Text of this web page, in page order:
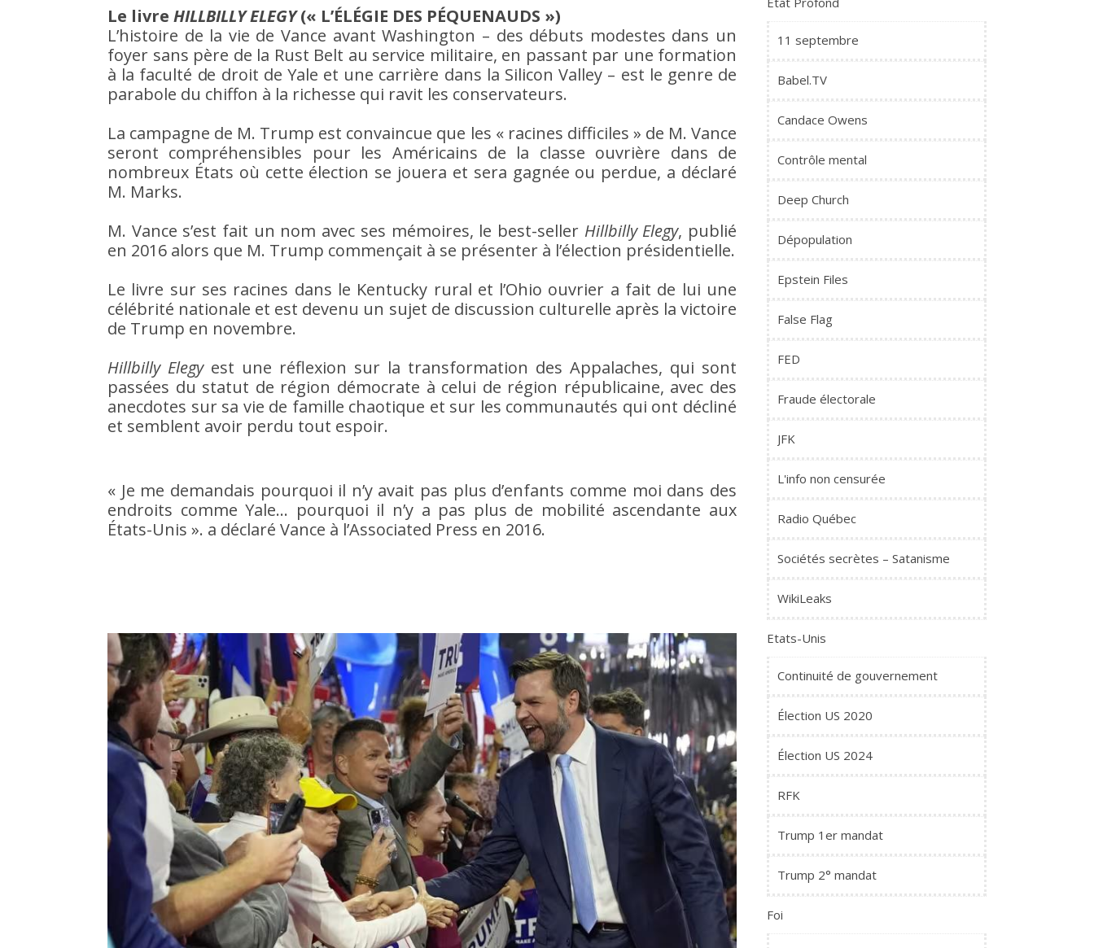
Le livre HILLBILLY ELEGY(« L’ÉLÉGIE DES PÉQUENAUDS »)
L’histoire de la vie de Vance avant Washington – des débuts modestes dans un
foyer sans père de la Rust Belt au service militaire, en passant par une formation
à la faculté de droit de Yale et une carrière dans la Silicon Valley – est le genre de
parabole du chiffon à la richesse qui ravit les conservateurs.
La campagne de M. Trump est convaincue que les « racines difficiles » de M. Vance
seront compréhensibles pour les Américains de la classe ouvrière dans de
nombreux États où cette élection se jouera et sera gagnée ou perdue, a déclaré
M. Marks.
M. Vance s’est fait un nom avec ses mémoires, le best-seller Hillbilly Elegy, publié
en 2016 alors que M. Trump commençait à se présenter à l’élection présidentielle.
Le livre sur ses racines dans le Kentucky rural et l’Ohio ouvrier a fait de lui une
célébrité nationale et est devenu un sujet de discussion culturelle après la victoire
de Trump en novembre.
Hillbilly Elegyest une réflexion sur la transformation des Appalaches, qui sont
passées du statut de région démocrate à celui de région républicaine, avec des
anecdotes sur sa vie de famille chaotique et sur les communautés qui ont décliné
et semblent avoir perdu tout espoir.
« Je me demandais pourquoi il n’y avait pas plus d’enfants comme moi dans des
endroits comme Yale… pourquoi il n’y a pas plus de mobilité ascendante aux
États-Unis ». a déclaré Vance à l’Associated Press en 2016.
11 septembre
Babel.TV
Candace Owens
Contrôle mental
Deep Church
Dépopulation
Epstein Files
False Flag
FED
Fraude électorale
JFK
L'info non censurée
Radio Québec
Sociétés secrètes – Satanisme
WikiLeaks
Etats-Unis
Continuité de gouvernement
Élection US 2020
Élection US 2024
RFK
Trump 1er mandat
Trump 2° mandat
Foi